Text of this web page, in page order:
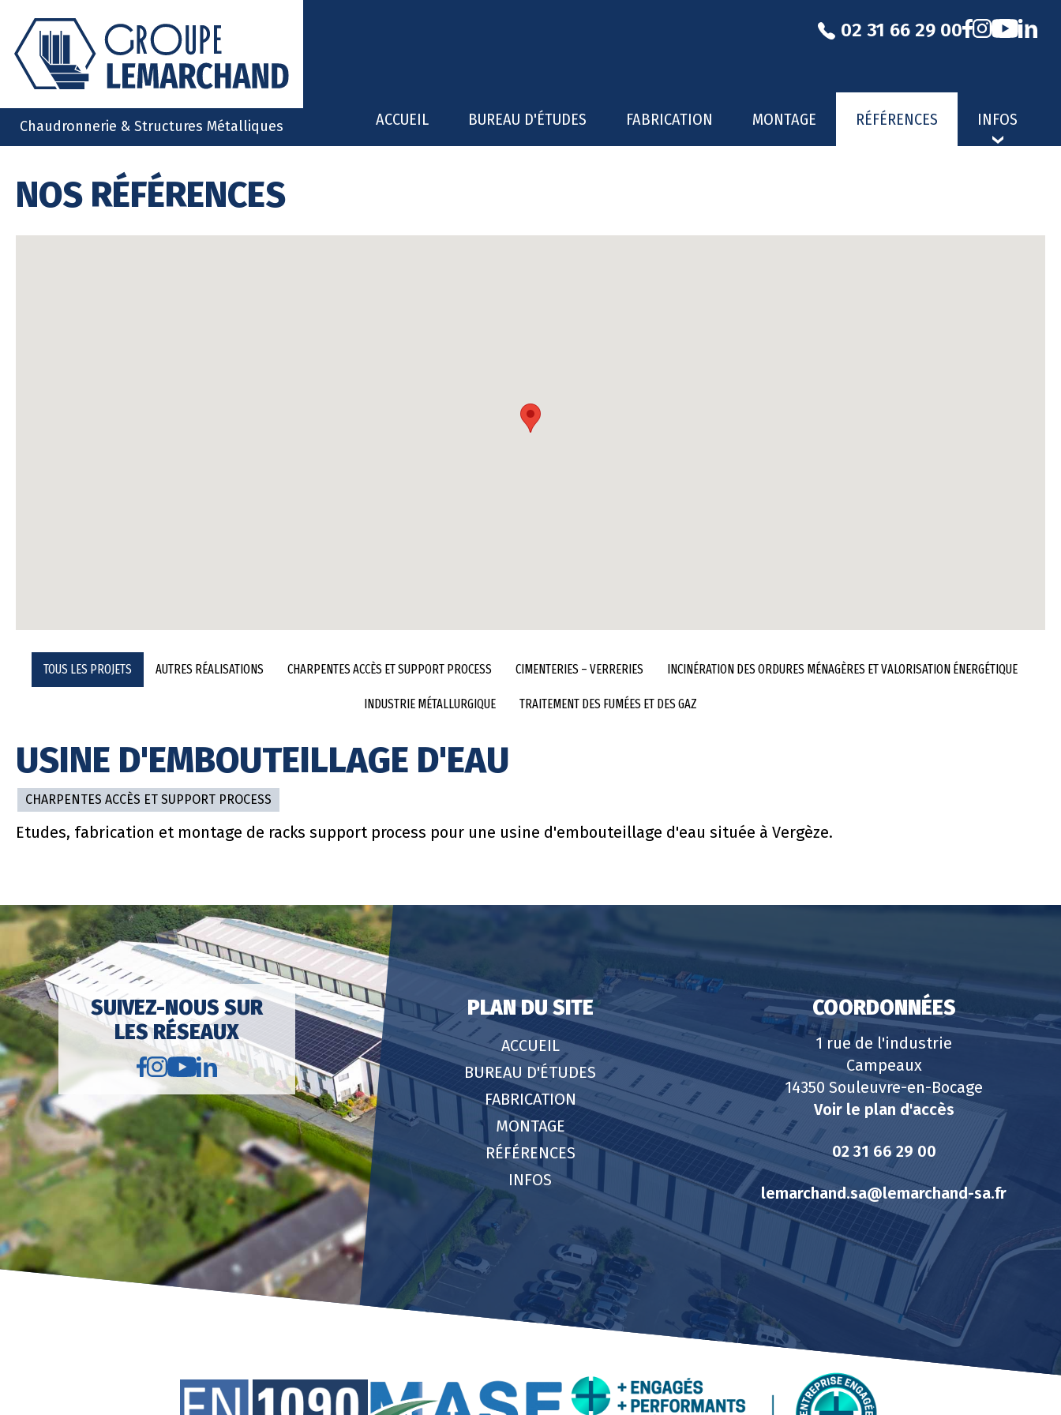
Chaudronnerie & Structures Métalliques ACCUEIL BUREAU D'ÉTUDES FABRICATION MONTAGE RÉFÉRENCES INFOS
02 31 66 29 00
NOS RÉFÉRENCES
TOUS LES PROJETS AUTRES RÉALISATIONS CHARPENTES ACCÈS ET SUPPORT PROCESS CIMENTERIES – VERRERIES INCINÉRATION DES ORDURES MÉNAGÈRES ET VALORISATION ÉNERGÉTIQUE
INDUSTRIE MÉTALLURGIQUE TRAITEMENT DES FUMÉES ET DES GAZ
USINE D'EMBOUTEILLAGE D'EAU
CHARPENTES ACCÈS ET SUPPORT PROCESS
Etudes, fabrication et montage de racks support process pour une usine d'embouteillage d'eau située à Vergèze.
SUIVEZ-NOUS SUR
LES RÉSEAUX
PLAN DU SITE
ACCUEIL
BUREAU D'ÉTUDES
FABRICATION
MONTAGE
RÉFÉRENCES
INFOS
COORDONNÉES
1 rue de l'industrie
Campeaux
14350 Souleuvre-en-Bocage
Voir le plan d'accès
02 31 66 29 00
lemarchand.sa@lemarchand-sa.fr